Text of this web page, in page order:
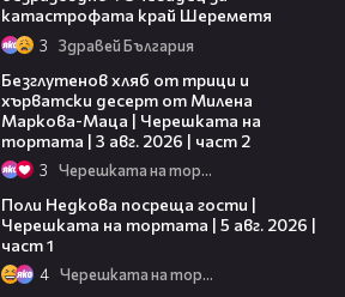
катастрофата край Шереметя
3 Здравей България
Безглутенов хляб от трици и
хърватски десерт от Милена
Маркова-Маца | Черешката на
тортата | 3 авг. 2026 | част 2
3 Черешката на тортата
Поли Недкова посреща гости |
Черешката на тортата | 5 авг. 2026 |
част 1
4 Черешката на тортата